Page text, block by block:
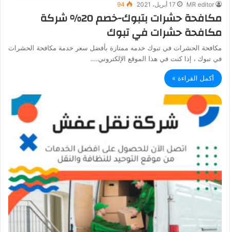
MR editor 17 أبريل، 2021 94
مكافحة حشرات بتبوك-خصم 20% شركة
مكافحة حشرات في تبوك
مكافحة الحشرات في تبوك خدمه ممتازة بأفضل سعر خدمة مكافحة الحشرات
في تبوك ، إذا كنت في هذا الموقع الإلكتروني.…
أكمل القراءة »